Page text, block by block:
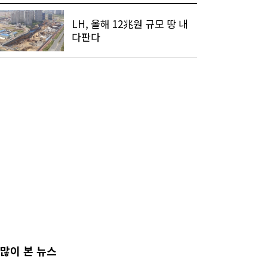
LH, 올해 12兆원 규모 땅 내
다판다
많이 본 뉴스